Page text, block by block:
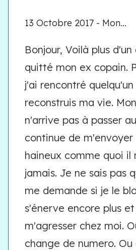
13 Octobre 2017 - Mon...
Bonjour, Voilà plus d'un
quitté mon ex copain.
j'ai rencontré
reconstruis ma vie.
n'arrive pas à passer
continue de m'envoyer
haineux comme quoi il
jamais. Je ne sais pas
me demande si je le
s'énerve encore plus
m'agresser chez moi.
change de numero. Ou